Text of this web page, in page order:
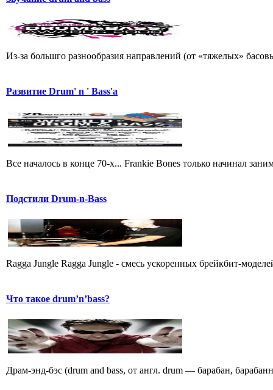
Из-за большго разнообразия направлений (от «тяжелых»
Развитие Drum' n ' Bass'a
Все началось в конце 70-х... Frankie Bones только начинал
Подстили Drum-n-Bass
Ragga Jungle Ragga Jungle - смесь ускоpенных бpейкбит-
Что такое drum’n’bass?
Драм-энд-бэс (drum and bass, от англ. drum — барабан,